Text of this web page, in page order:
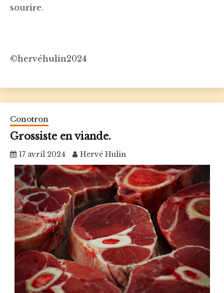
sourire.
©hervéhulin2024
Conotron
Grossiste en viande.
17 avril 2024 Hervé Hulin